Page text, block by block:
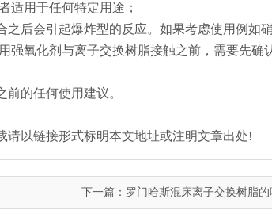
适用于任何特定用途；
后会引起爆炸型的反应。如果考虑使用例如
强氧化剂与离子交换树脂接触之前，需要先确
的任何使用建议。
请以链接形式标明本文地址或注明文章出处!
下一篇： 罗门哈斯混床离子交换树脂